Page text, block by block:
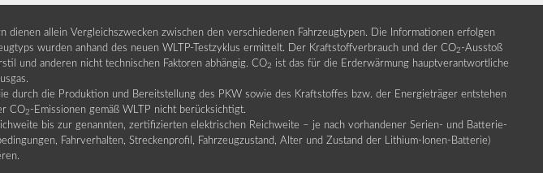
allein Vergleichszwecken zwischen den verschiedenen Fahrzeugtypen. Die Informationen erfolgen
wurden anhand des neuen WLTP-Testzyklus ermittelt. Der Kraftstoffverbrauch und der CO2 -Ausstoß
und anderen nicht technischen Faktoren abhängig. CO2 ist das für die Erderwärmung hauptverantwortliche
durch die Produktion und Bereitstellung des PKW sowie des Kraftstoffes bzw. der Energieträger entstehen
CO2 -Emissionen gemäß WLTP nicht berücksichtigt.
bis zur genannten, zertifizierten elektrischen Reichweite – je nach vorhandener Serien- und Batterie-
Fahrverhalten, Streckenprofil, Fahrzeugzustand, Alter und Zustand der Lithium-Ionen-Batterie)